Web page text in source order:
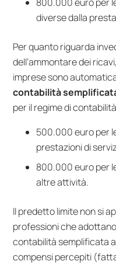
800.000 euro per
diverse dalla
Per quanto riguarda
dell’ammontare dei
imprese sono
contabilità
per il regime di
500.000 euro per
prestazioni di
800.000 euro per
altre attività.
Il predetto limite non si
professioni che
contabilità semplificata
compensi percepiti